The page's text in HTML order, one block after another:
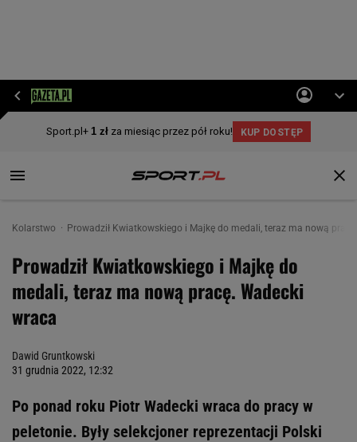
Kolarstwo Prowadził Kwiatkowskiego i Majkę do medali, teraz ma nową
Prowadził Kwiatkowskiego i Majkę do
medali, teraz ma nową pracę. Wadecki
wraca
Dawid Gruntkowski
31 grudnia 2022, 12:32
Po ponad roku Piotr Wadecki wraca do pracy w
peletonie. Były selekcjoner reprezentacji Polski